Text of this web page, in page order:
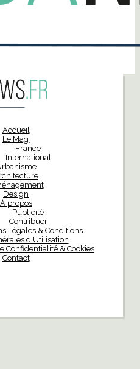
Accueil
Le Mag’
France
International
Design
À propos
Publicité
Contribuer
Légales & Conditions
d’Utilisation
Confidentialité & Cookies
Contact